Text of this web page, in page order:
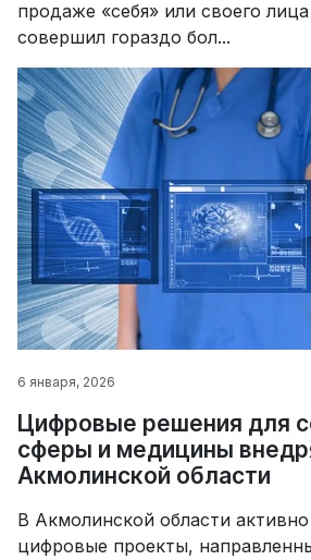
продаже «себя» или своего
совершил гораздо бол...
6 января, 2026
Цифровые решения для
сферы и медицины
Акмолинской области
В Акмолинской области
цифровые проекты,